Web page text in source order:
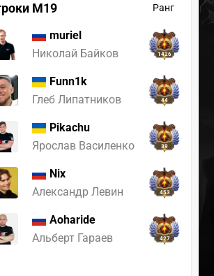
M19 Ранг
muriel
Николай Байков
1426
Funn1k
Глеб Липатников
44
Pikachu
Ярослав Василенко
39
Nix
Александр Левин
453
Aoharide
Альберт Гараев
427